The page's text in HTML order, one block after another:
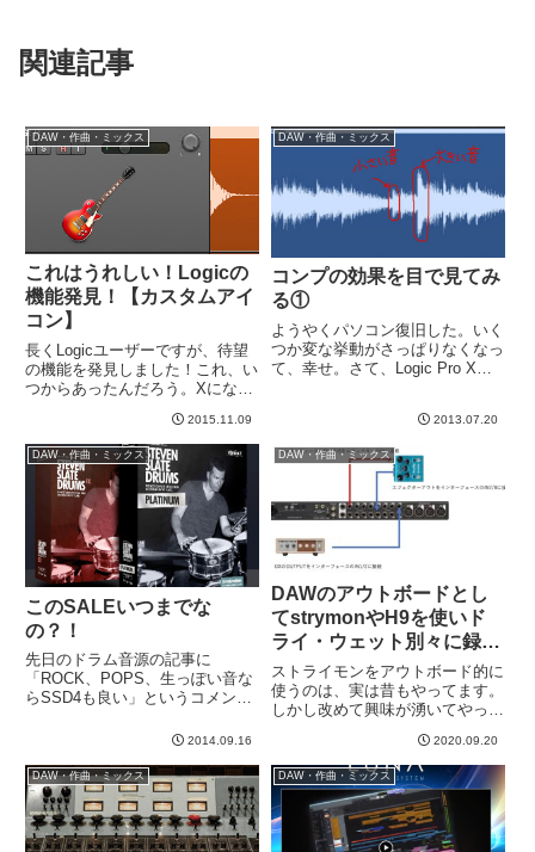
関連記事
DAW・作曲・ミックス
これはうれしい！Logicの
機能発見！【カスタムアイ
コン】
長くLogicユーザーですが、待望
の機能を発見しました！これ、い
つからあったんだろう。Xになっ
能があることに気付きました。
Logicではこのように、トラック
ごとにアイコンを設定できます。
プリセットでレスポールも...
2015.11.09
DAW・作曲・ミックス
コンプの効果を目で見てみ
る①
ようやくパソコン復旧した。いく
つか変な挙動がさっぱりなくなっ
て、幸せ。さて、Logic Pro Xの
たいと思います。自分の中で、か
なり長い期間、意味不明だったエ
フェクターであるコンプ...
2013.07.20
DAW・作曲・ミックス
このSALEいつまでな
の？！
先日のドラム音源の記事に
「ROCK、POPS、生っぽい音な
らSSD4も良い」というコメント
Youtubeやホームページをチェッ
のは名前だけはなんかどっかで聞
いた事がありま...
2014.09.16
DAW・作曲・ミックス
DAWのアウトボードとし
てstrymonやH9を使いド
ライ・ウェット別々に録音
する
ストライモンをアウトボード的に
使うのは、実は昔もやってます。
しかし改めて興味が湧いてやって
リアルタイムにギターを弾きなが
らエフェクトをかけ、ギターのド
ライ音とエフェクト音を同時に
別々のトラックに録音するところ
が...
2020.09.20
DAW・作曲・ミックス DAW・作曲・ミックス